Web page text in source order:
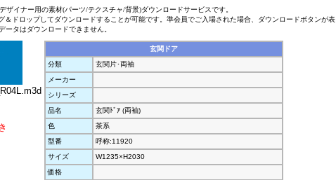
ザイナー用の素材(パーツ/テクスチャ/背景)ダウンロードサービスです。
＆ドロップしてダウンロードすることが可能です。準会員でご入場された場合、ダウンロードボタンが表
ータはダウンロードできません。
玄関ドア
分類
玄関片･両袖
メーカー
シリーズ
品名
玄関ﾄﾞｱ (両袖)
色
茶系
型番
呼称:11920
サイズ
W1235×H2030
価格